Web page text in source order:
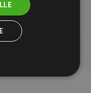
klimaprojekter